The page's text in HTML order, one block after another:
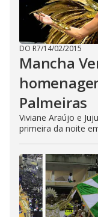
DO R7/14/02/2015
Mancha
Palmeiras
Viviane Araújo e
primeira da noite